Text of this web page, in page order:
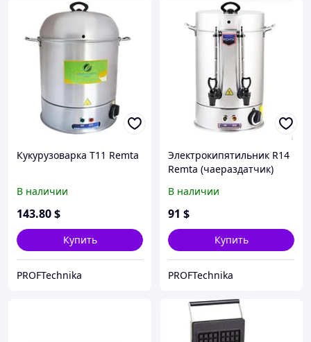
Кукурузоварка T11 Remta
В наличии
143.80$
Купить
PROFTechnika
Электрокипятильник R14
Remta (чаераздатчик)
В наличии
91 $
Купить
PROFTechnika